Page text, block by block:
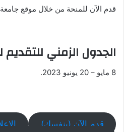
قدم الآن للمنحة من خلال موقع
الجدول الزمني للتقديم
8 مايو – 20 يونيو 2023.
قدم الآن (بنفسك)